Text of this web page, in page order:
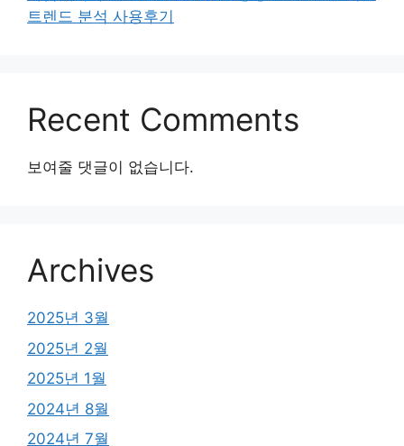
트렌드 분석 사용후기
Recent Comments
보여줄 댓글이 없습니다.
Archives
2025년 3월
2025년 2월
2025년 1월
2024년 8월
2024년 7월